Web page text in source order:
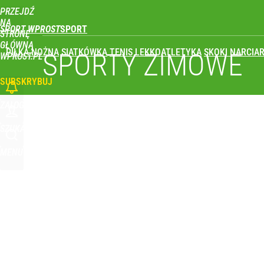
PRZEJDŹ
NA
STRONĘ
GŁÓWNĄ
WPROST.PL
SPORT WPROST
PIŁKA NOŻNA SIATKÓWKA TENIS LEKKOATLETYKA SKOKI
SUBSKRYBUJSPORTY ZIMOWE